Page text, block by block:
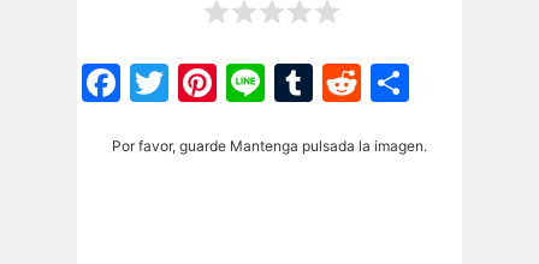
Facebook
Twitter
Pinterest
LineTumblr
Reddit
Por favor, guarde Mantenga pulsada la imagen.